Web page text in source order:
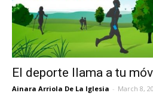
El deporte llama a tu
Ainara Arriola De La Iglesia - March 8,